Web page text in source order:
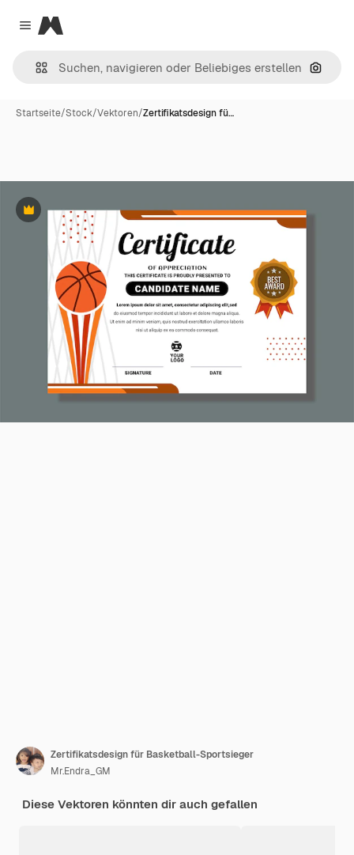
Close menu
Magnific
Nach
Startseite/Stock/Vektoren/Zertifikatsdesign fü…
Premium
Zertifikatsdesign für Basketball-Sportsieger
Mr.Endra_GM
Diese Vektoren könnten dir auch gefallen